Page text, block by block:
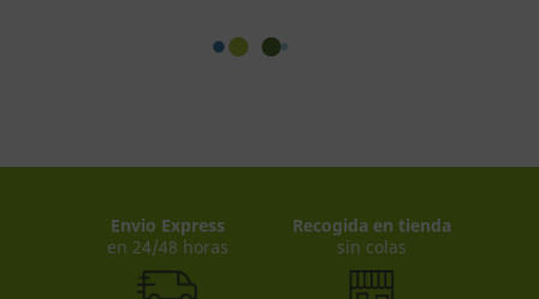
Envio Express
en 24/48 horas
Recogida en tienda
sin colas